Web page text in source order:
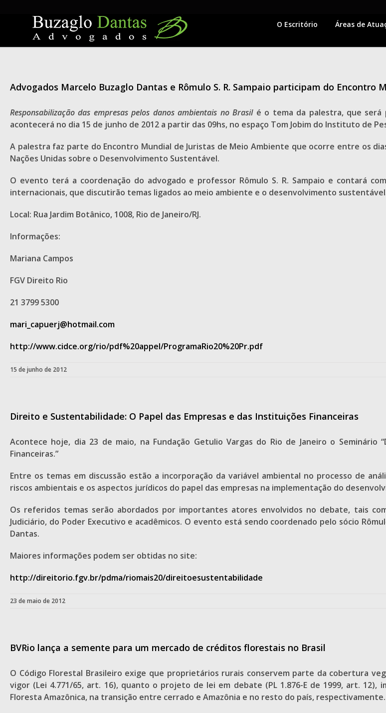
O Escritório Áreas de
Advogados Marcelo Buzaglo Dantas e Rômulo S. R. Sampaio participam do Encontro
Responsabilização das empresas pelos danos ambientais no Brasil é o tema da palestra, que será
acontecerá no dia 15 de junho de 2012 a partir das 09hs, no espaço Tom Jobim do Instituto de
A palestra faz parte do Encontro Mundial de Juristas de Meio Ambiente que ocorre entre os
Nações Unidas sobre o Desenvolvimento Sustentável.
O evento terá a coordenação do advogado e professor Rômulo S. R. Sampaio e contará
internacionais, que discutirão temas ligados ao meio ambiente e o desenvolvimento
Local: Rua Jardim Botânico, 1008, Rio de Janeiro/RJ.
Informações:
Mariana Campos
FGV Direito Rio
21 3799 5300
mari_capuerj@hotmail.com
http://www.cidce.org/rio/pdf%20appel/ProgramaRio20%20Pr.pdf
15 de junho de 2012
Direito e Sustentabilidade: O Papel das Empresas e das Instituições Financeiras
Acontece hoje, dia 23 de maio, na Fundação Getulio Vargas do Rio de Janeiro o
Financeiras.”
Entre os temas em discussão estão a incorporação da variável ambiental no processo de
riscos ambientais e os aspectos jurídicos do papel das empresas na implementação do
Os referidos temas serão abordados por importantes atores envolvidos no debate, tais
Judiciário, do Poder Executivo e acadêmicos. O evento está sendo coordenado pelo sócio
Dantas.
Maiores informações podem ser obtidas no site:
http://direitorio.fgv.br/pdma/riomais20/direitoesustentabilidade
23 de maio de 2012
BVRio lança a semente para um mercado de créditos florestais no Brasil
O Código Florestal Brasileiro exige que proprietários rurais conservem parte da cobertura
vigor (Lei 4.771/65, art. 16), quanto o projeto de lei em debate (PL 1.876-E de 1999, art. 12),
Floresta Amazônica, na transição entre cerrado e Amazônia e no resto do país, respectivamente.